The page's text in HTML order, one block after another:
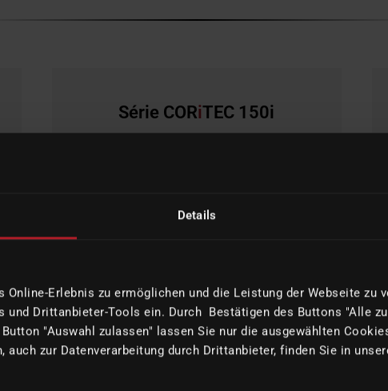
Details
Online-Erlebnis zu ermöglichen und die Leistung der Webseite zu
und Drittanbieter-Tools ein. Durch Bestätigen des Buttons "Alle
Button "Auswahl zulassen" lassen Sie nur die ausgewählten
auch zur Datenverarbeitung durch Drittanbieter, finden Sie in
Série CORiTEC 150i